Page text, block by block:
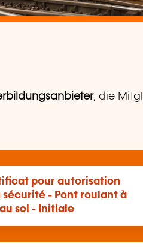
, die
pour autorisation
- Pont roulant à
sol - Initiale